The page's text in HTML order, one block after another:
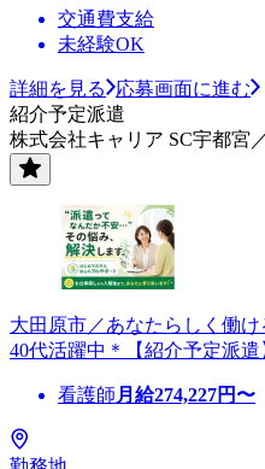
交通費支給
未経験OK
詳細を見る
応募画面に進む
紹介予定派遣
株式会社キャリア SC宇都宮
大田原市／あなたらしく働
40代活躍中＊【紹介予定派遣
看護師 月給274,227円〜